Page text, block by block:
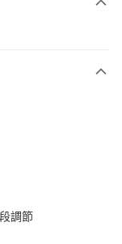
銀行
行調節